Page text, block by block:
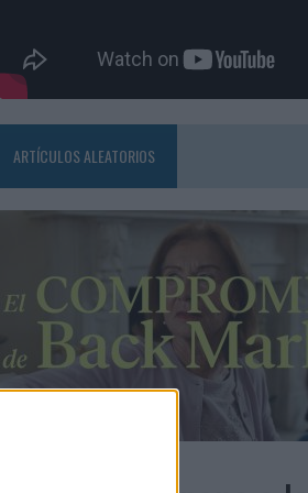
ARTÍCULOS ALEATORIOS